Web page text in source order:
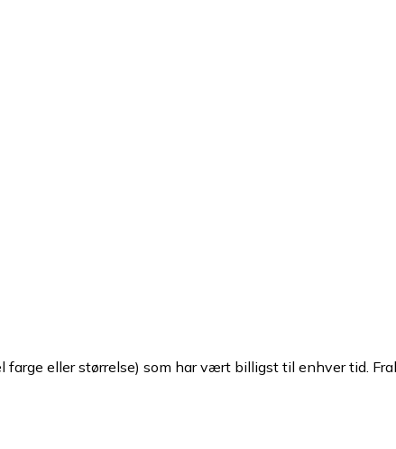
eller størrelse) som har vært billigst til enhver tid.